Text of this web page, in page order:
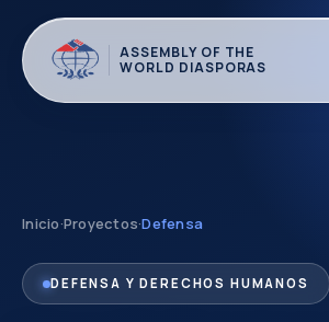
ASSEMBLY OF THE
WORLD DIASPORAS
Inicio·Proyectos·Defensa
DEFENSA Y DERECHOS HUMANOS